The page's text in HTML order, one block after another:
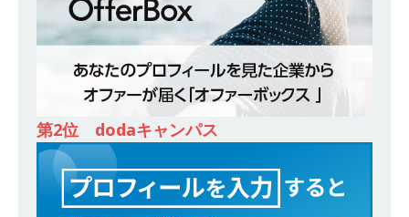
住宅販売をリードする企業 ｜ 土地仕入れから物
件販売までを担う ｜ 平均年収809万 ｜ 年間休日
130日・土日祝完全休み ｜ スタンダード上場 ｜
明豊エンタープライズ
体育会積極採用企業
[ 2026年5月14日 ]
200％増収!! ｜ 様々な業界の知識・スキルを身に
第2位 dodaキャンパス